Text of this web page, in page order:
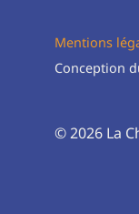
Mentions
Conception
© 2026 La